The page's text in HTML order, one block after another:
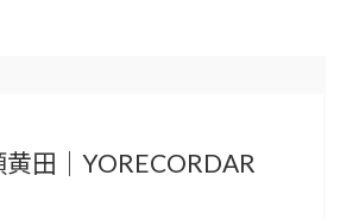
黄田｜YORECORDAR